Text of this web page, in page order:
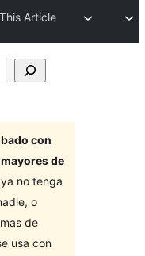
Article
con
de
no tenga
o
de
usa con